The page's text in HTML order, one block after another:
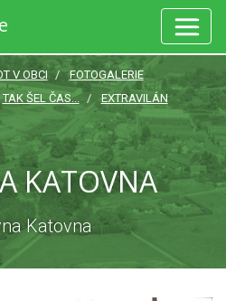
V OBCI
FOTOGALERIE
TAK ŠEL ČAS...
EXTRAVILÁN
KATOVNA
Katovna